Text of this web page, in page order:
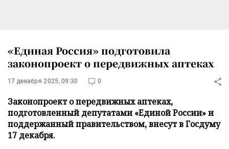
«Единая Россия» подготовила
законопроект о передвижных аптеках
17 декабря 2025, 09:30 0
Законопроект о передвижных аптеках,
подготовленный депутатами «Единой России» и
поддержанный правительством, внесут в Госдуму
17 декабря.